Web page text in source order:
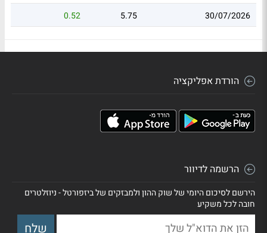
30/07/2026
5.75
0.52
הורדת אפליקציה
הרשמה לדיוור
הירשם לסיכום היומי של שוק ההון ולמבזקים של ביזפורטל - ניוזלטרים
חובה לכל משקיע